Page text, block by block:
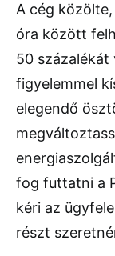
A cég
óra között
50 százalékát
figyelemmel
elegendő
fog futtatni a
kéri az
részt